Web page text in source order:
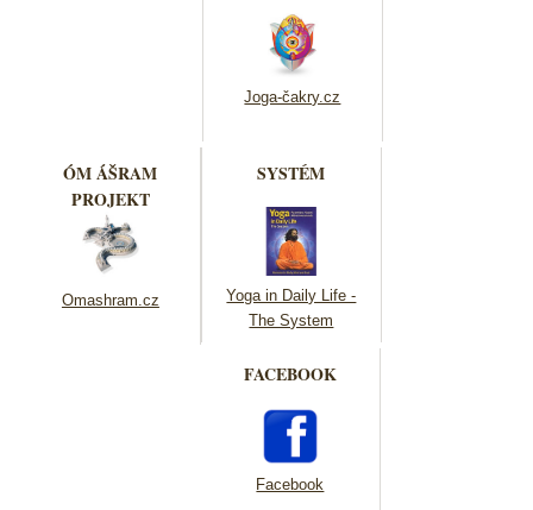
Joga-čakry.cz
ÓM ÁŠRAM
PROJEKT
Omashram.cz
SYSTÉM
Yoga in Daily Life -
The System
FACEBOOK
Facebook